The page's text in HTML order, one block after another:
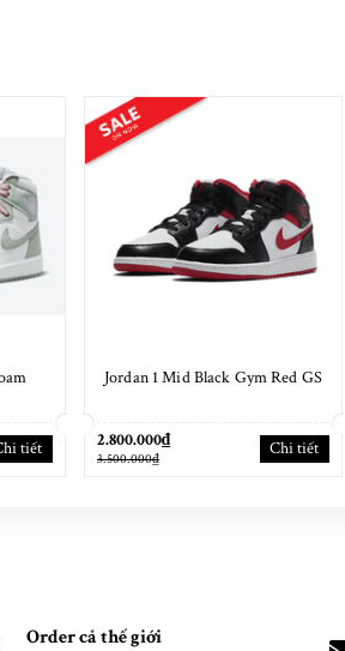
tiết
Jordan 1 Mid Black Gym Red GS
2.800.000₫
3.500.000₫ Chi tiết
Order cả thế giới